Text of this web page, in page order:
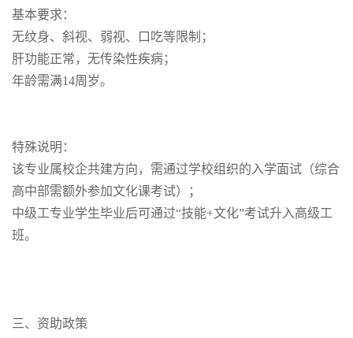
基本要求：
无纹身、斜视、弱视、口吃等限制；
肝功能正常，无传染性疾病；
年龄需满14周岁。
特殊说明：
该专业属校企共建方向，需通过学校组织的入学面试（综合
高中部需额外参加文化课考试）；
中级工专业学生毕业后可通过“技能+文化”考试升入高级工
班。
三、资助政策